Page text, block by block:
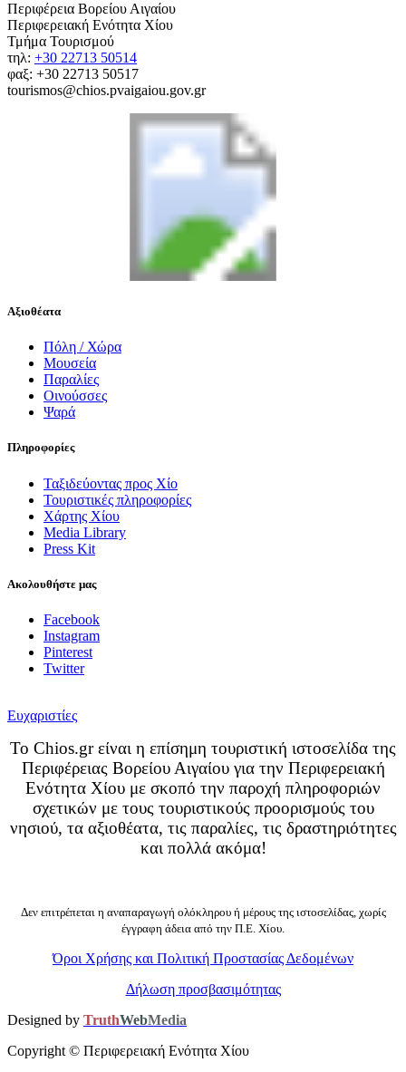
Περιφέρεια Βορείου Αιγαίου
Περιφερειακή Ενότητα Χίου
Τμήμα Τουρισμού
τηλ: +30 22713 50514
φαξ: +30 22713 50517
tourismos@chios.pvaigaiou.gov.gr
Αξιοθέατα
Πόλη / Χώρα
Μουσεία
Παραλίες
Οινούσσες
Ψαρά
Πληροφορίες
Ταξιδεύοντας προς Χίο
Τουριστικές πληροφορίες
Χάρτης Χίου
Media Library
Press Kit
Ακολουθήστε μας
Facebook
Instagram
Pinterest
Twitter
Ευχαριστίες
Το Chios.gr είναι η επίσημη τουριστική ιστοσελίδα της
Περιφέρειας Βορείου Αιγαίου για την Περιφερειακή
Ενότητα Χίου με σκοπό την παροχή πληροφοριών
σχετικών με τους τουριστικούς προορισμούς του
νησιού, τα αξιοθέατα, τις παραλίες, τις δραστηριότητες
και πολλά ακόμα!
Δεν επιτρέπεται η αναπαραγωγή ολόκληρου ή μέρους της ιστοσελίδας, χωρίς
έγγραφη άδεια από την Π.Ε. Χίου.
Όροι Χρήσης και Πολιτική Προστασίας Δεδομένων
Δήλωση προσβασιμότητας
Designed by TruthWebMedia
Copyright © Περιφερειακή Ενότητα Χίου